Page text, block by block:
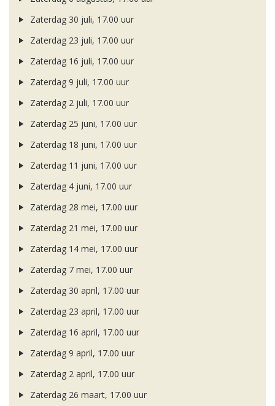
Zaterdag 30 juli, 17.00 uur
Zaterdag 23 juli, 17.00 uur
Zaterdag 16 juli, 17.00 uur
Zaterdag 9 juli, 17.00 uur
Zaterdag 2 juli, 17.00 uur
Zaterdag 25 juni, 17.00 uur
Zaterdag 18 juni, 17.00 uur
Zaterdag 11 juni, 17.00 uur
Zaterdag 4 juni, 17.00 uur
Zaterdag 28 mei, 17.00 uur
Zaterdag 21 mei, 17.00 uur
Zaterdag 14 mei, 17.00 uur
Zaterdag 7 mei, 17.00 uur
Zaterdag 30 april, 17.00 uur
Zaterdag 23 april, 17.00 uur
Zaterdag 16 april, 17.00 uur
Zaterdag 9 april, 17.00 uur
Zaterdag 2 april, 17.00 uur
Zaterdag 26 maart, 17.00 uur